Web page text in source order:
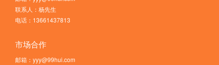
联系人：杨先生
电话：13661437813
市场合作
邮箱：yyy@99hui.com